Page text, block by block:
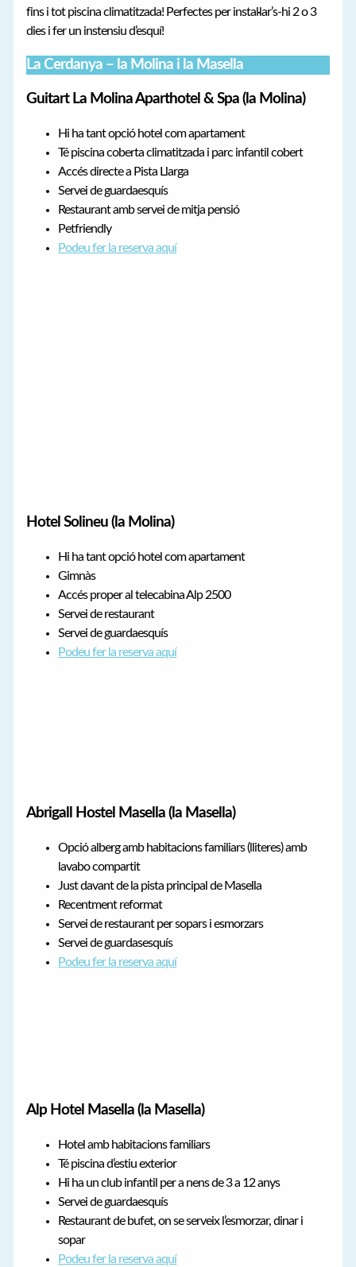
fins i tot piscina climatitzada! Perfectes per instal·lar’s-hi 2 o 3
dies i fer un instensiu d’esquí!
La Cerdanya – la Molina i la Masella
Guitart La Molina Aparthotel & Spa (la Molina)
Hi ha tant opció hotel com apartament
Té piscina coberta climatitzada i parc infantil cobert
Accés directe a Pista Llarga
Servei de guardaesquís
Restaurant amb servei de mitja pensió
Petfriendly
Podeu fer la reserva aquí
Hotel Solineu (la Molina)
Hi ha tant opció hotel com apartament
Gimnàs
Accés proper al telecabina Alp 2500
Servei de restaurant
Servei de guardaesquís
Podeu fer la reserva aquí
Abrigall Hostel Masella (la Masella)
Opció alberg amb habitacions familiars (lliteres) amb
lavabo compartit
Just davant de la pista principal de Masella
Recentment reformat
Servei de restaurant per sopars i esmorzars
Servei de guardasesquís
Podeu fer la reserva aquí
Alp Hotel Masella (la Masella)
Hotel amb habitacions familiars
Té piscina d’estiu exterior
Hi ha un club infantil per a nens de 3 a 12 anys
Servei de guardaesquís
Restaurant de bufet, on se serveix l’esmorzar, dinar i
sopar
Podeu fer la reserva aquí